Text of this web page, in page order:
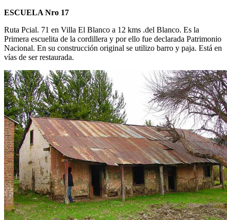
ESCUELA Nro 17
Ruta Pcial. 71 en Villa El Blanco a 12 kms .del Blanco. Es la
Primera escuelita de la cordillera y por ello fue declarada Patrimonio
Nacional. En su construcción original se utilizo barro y paja. Está en
vías de ser restaurada.